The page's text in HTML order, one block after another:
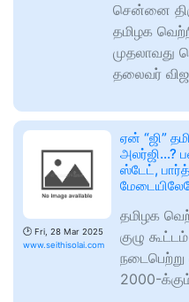
சென்னை
தமிழக
முதலாவது
தலைவர்
🕑 Fri, 28 Mar 2025
www.seithisolai.com
ஏன் “ஜி”
அலர்ஜி…?
ஸ்டேட்,
தமிழக
குழு
நடைபெற்று
2000-